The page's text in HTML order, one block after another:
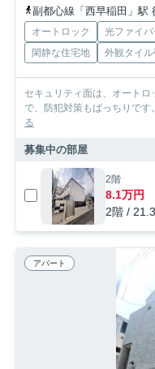
副都心線「西早稲田」駅
オートロック 光ファイバ
閑静な住宅地
外観タイル
セキュリティ面は、オート
で、防犯対策もばっちりで
る
募集中の部屋
2階
8.1万円
2階 /
アパート